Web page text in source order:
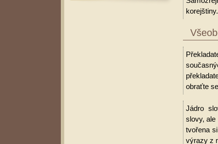
korejštiny.
obraťte
Jádro
slovy, ale
tvořena
výrazy z